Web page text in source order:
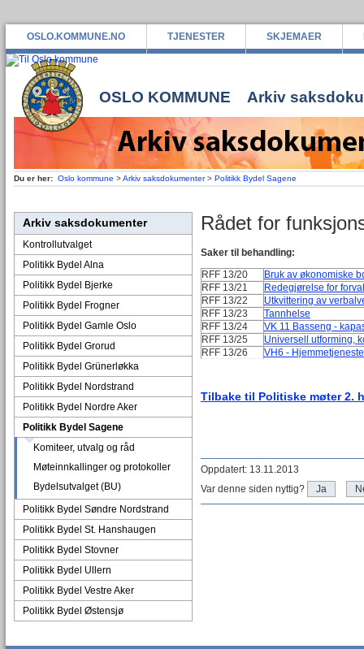
OSLO.KOMMUNE.NO TJENESTER SKJEMAER
OSLO KOMMUNE Arkiv
Du er her: Oslo kommune >Arkiv saksdokumenter> Politikk Bydel Sagene
Arkiv saksdokumenter
Kontrollutvalget
Politikk Bydel Alna
Politikk Bydel Bjerke
Politikk Bydel Frogner
Politikk Bydel Gamle Oslo
Politikk Bydel Grorud
Politikk Bydel Grünerløkka
Politikk Bydel Nordstrand
Politikk Bydel Nordre Aker
Politikk Bydel Sagene
Komiteer, utvalg og råd
Møteinnkallinger og protokoller
Bydelsutvalget (BU)
Politikk Bydel Søndre Nordstrand
Politikk Bydel St. Hanshaugen
Politikk Bydel Stovner
Politikk Bydel Ullern
Politikk Bydel Vestre Aker
Politikk Bydel Østensjø
Rådet for
Saker til behandling:
RFF 13/20
Bruk av økonomiske
RFF 13/21
Redegjørelse for
RFF 13/22
Utkvittering av
RFF 13/23
Tannhelse
RFF 13/24
VK 11 Basseng -
RFF 13/25
Universell utforming,
RFF 13/26
VH6 -
Tilbake til Politiske møter 2.
Oppdatert: 13.11.2013
Var denne siden nyttig?
Ja